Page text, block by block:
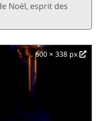
Noël, esprit des
600 × 338 px